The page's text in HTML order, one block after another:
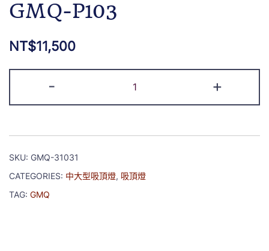
GMQ-P103
NT$11,500
- +
SKU: GMQ-31031
CATEGORIES: 中大型吸頂燈, 吸頂燈
TAG: GMQ